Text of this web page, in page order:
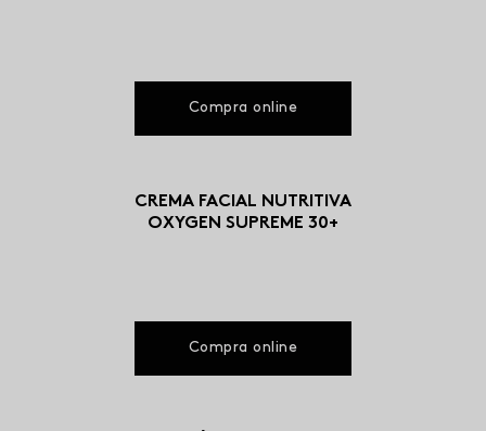
Compra online
CREMA FACIAL NUTRITIVA
OXYGEN SUPREME 30+
Compra online